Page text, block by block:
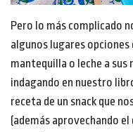
Pero lo más complicado
algunos lugares
mantequilla o leche a
indagando en nuestro
receta de un snack que
(además aprovechando